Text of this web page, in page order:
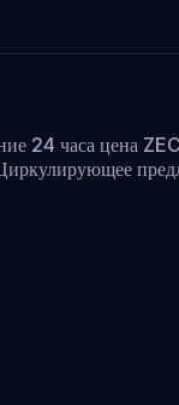
24 часа цена